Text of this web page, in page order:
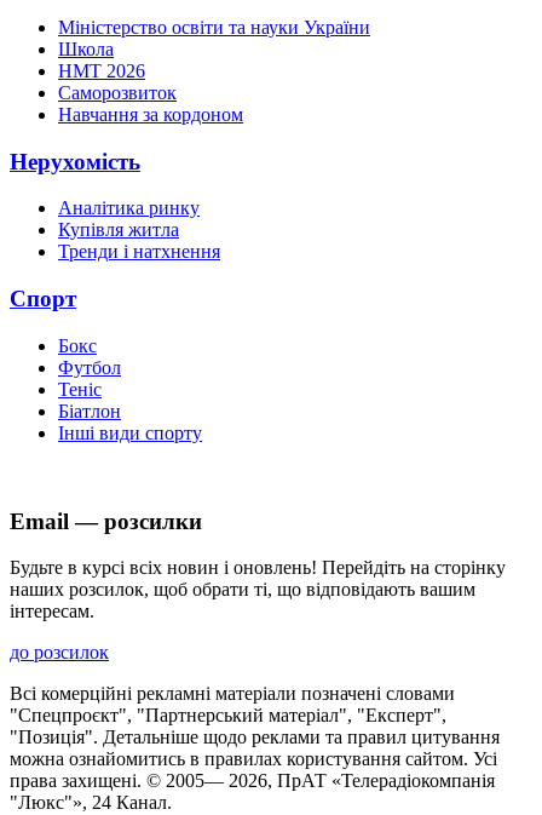
Міністерство освіти та науки України
Школа
НМТ 2026
Саморозвиток
Навчання за кордоном
Нерухомість
Аналітика ринку
Купівля житла
Тренди і натхнення
Спорт
Бокс
Футбол
Теніс
Біатлон
Інші види спорту
Email — розсилки
Будьте в курсі всіх новин і оновлень! Перейдіть на сторінку
наших розсилок, щоб обрати ті, що відповідають вашим
інтересам.
до розсилок
Всі комерційні рекламні матеріали позначені словами
"Спецпроєкт", "Партнерський матеріал", "Експерт",
"Позиція". Детальніше щодо реклами та правил цитування
можна ознайомитись в правилах користування сайтом. Усі
права захищені. © 2005— 2026, ПрАТ «Телерадіокомпанія
"Люкс"», 24 Канал.